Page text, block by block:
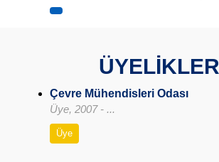
ÜYELİKLER
Çevre Mühendisleri Odası
Üye, 2007 - ...
Üye